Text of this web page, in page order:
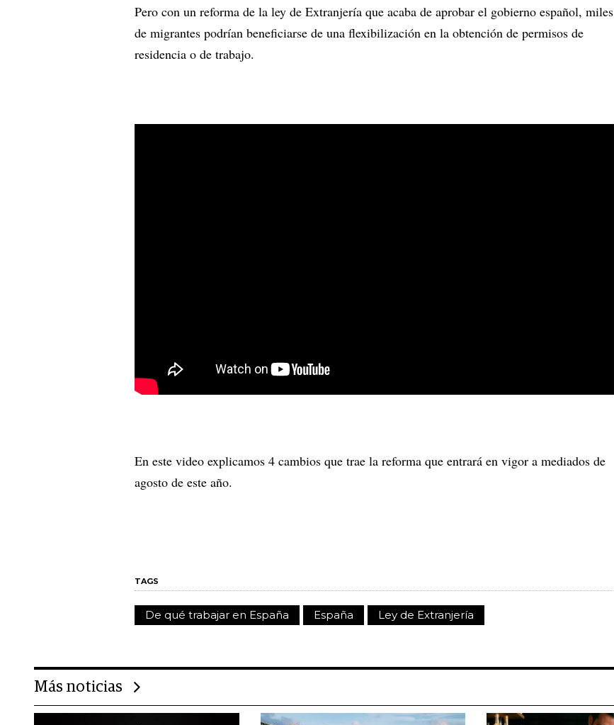
Pero con un reforma de la ley de Extranjería que acaba de aprobar el gobierno español, miles
de migrantes podrían beneficiarse de una flexibilización en la obtención de permisos de
residencia o de trabajo.
En este video explicamos 4 cambios que trae la reforma que entrará en vigor a mediados de
agosto de este año.
TAGS
De qué trabajar en España España Ley de Extranjería
Más noticias